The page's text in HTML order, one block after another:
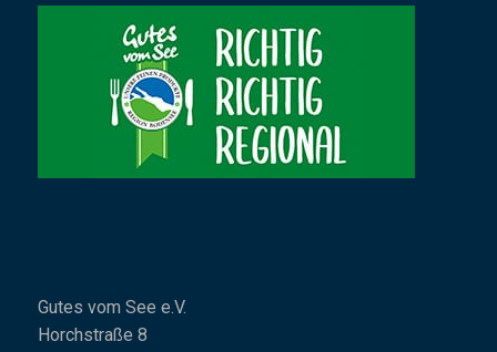
Gutes vom See e.V.
Horchstraße 8